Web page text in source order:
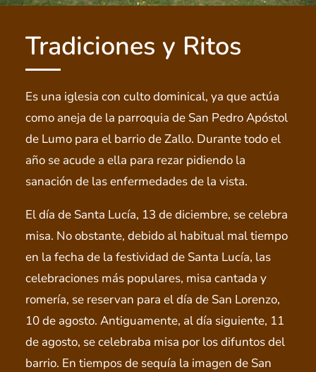
Tradiciones y Ritos
Es una iglesia con culto dominical, ya que actúa
como aneja de la parroquia de San Pedro Apóstol
de Lumo para el barrio de Zallo. Durante todo el
año se acude a ella para rezar pidiendo la
sanación de las enfermedades de la vista.
El día de Santa Lucía, 13 de diciembre, se celebra
misa. No obstante, debido al habitual mal tiempo
en la fecha de la festividad de Santa Lucía, las
celebraciones más populares, misa cantada y
romería, se reservan para el día de San Lorenzo,
10 de agosto. Antiguamente, al día siguiente, 11
de agosto, se celebraba misa por los difuntos del
barrio. En tiempos de sequía la imagen de San